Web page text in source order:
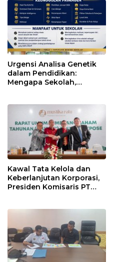
Urgensi Analisa Genetik
dalam Pendidikan:
Mengapa Sekolah,
Menggunakan
PRIMAGEN.id
Kawal Tata Kelola dan
Keberlanjutan Korporasi,
Presiden Komisaris PT